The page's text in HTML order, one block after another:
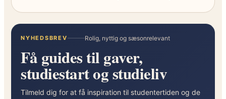
NYHEDSBREV Rolig, nyttig og sæsonrelevant
Få guides til gaver,
studiestart og studieliv
Tilmeld dig for at få inspiration til studentertiden og de